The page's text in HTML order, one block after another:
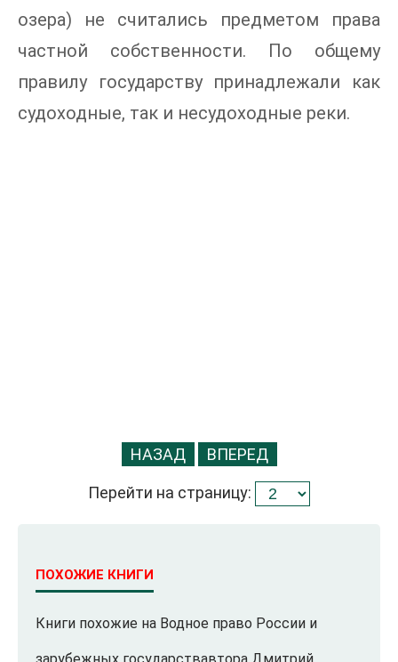
озера) не считались предметом права
частной собственности. По общему
правилу государству принадлежали как
судоходные, так и несудоходные реки.
НАЗАД ВПЕРЕД
Перейти на страницу:
ПОХОЖИЕ КНИГИ
Книги похожие на Водное право России и